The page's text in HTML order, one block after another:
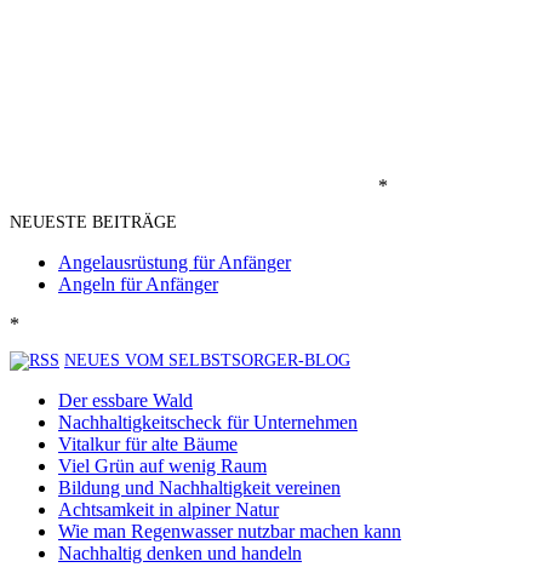
*
NEUESTE BEITRÄGE
Angelausrüstung für Anfänger
Angeln für Anfänger
*
NEUES VOM SELBSTSORGER-BLOG
Der essbare Wald
Nachhaltigkeitscheck für Unternehmen
Vitalkur für alte Bäume
Viel Grün auf wenig Raum
Bildung und Nachhaltigkeit vereinen
Achtsamkeit in alpiner Natur
Wie man Regenwasser nutzbar machen kann
Nachhaltig denken und handeln